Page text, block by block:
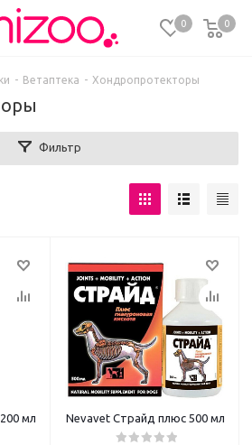
0 0
- Ветаптека - Хондропротекторы
Фильтр
мл Nevavet Страйд плюс 500 мл